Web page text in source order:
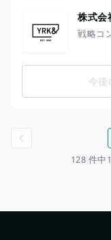
株式会
戦略コ
今
128 件中